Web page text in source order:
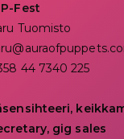
Fest
Tuomisto
44 7340 225
gig sales